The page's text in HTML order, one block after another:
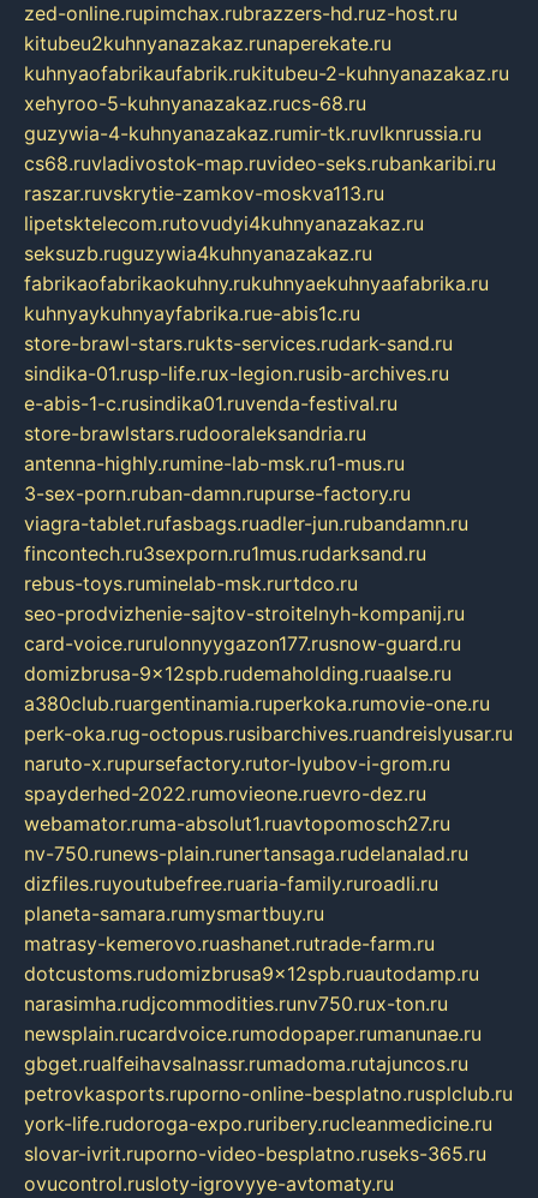
zed-online.rupimchax.rubrazzers-hd.ruz-host.ru
kitubeu2kuhnyanazakaz.runaperekate.ru
kuhnyaofabrikaufabrik.rukitubeu-2-kuhnyanazakaz.ru
xehyroo-5-kuhnyanazakaz.rucs-68.ru
guzywia-4-kuhnyanazakaz.rumir-tk.ruvlknrussia.ru
cs68.ruvladivostok-map.ruvideo-seks.rubankaribi.ru
raszar.ruvskrytie-zamkov-moskva113.ru
lipetsktelecom.rutovudyi4kuhnyanazakaz.ru
seksuzb.ruguzywia4kuhnyanazakaz.ru
fabrikaofabrikaokuhny.rukuhnyaekuhnyaafabrika.ru
kuhnyaykuhnyayfabrika.rue-abis1c.ru
store-brawl-stars.rukts-services.rudark-sand.ru
sindika-01.rusp-life.rux-legion.rusib-archives.ru
e-abis-1-c.rusindika01.ruvenda-festival.ru
store-brawlstars.rudooraleksandria.ru
antenna-highly.rumine-lab-msk.ru1-mus.ru
3-sex-porn.ruban-damn.rupurse-factory.ru
viagra-tablet.rufasbags.ruadler-jun.rubandamn.ru
fincontech.ru3sexporn.ru1mus.rudarksand.ru
rebus-toys.ruminelab-msk.rurtdco.ru
seo-prodvizhenie-sajtov-stroitelnyh-kompanij.ru
card-voice.rurulonnyygazon177.rusnow-guard.ru
domizbrusa-9x12spb.rudemaholding.ruaalse.ru
a380club.ruargentinamia.ruperkoka.rumovie-one.ru
perk-oka.rug-octopus.rusibarchives.ruandreislyusar.ru
naruto-x.rupursefactory.rutor-lyubov-i-grom.ru
spayderhed-2022.rumovieone.ruevro-dez.ru
webamator.ruma-absolut1.ruavtopomosch27.ru
nv-750.runews-plain.runertansaga.rudelanalad.ru
dizfiles.ruyoutubefree.ruaria-family.ruroadli.ru
planeta-samara.rumysmartbuy.ru
matrasy-kemerovo.ruashanet.rutrade-farm.ru
dotcustoms.rudomizbrusa9x12spb.ruautodamp.ru
narasimha.rudjcommodities.runv750.rux-ton.ru
newsplain.rucardvoice.rumodopaper.rumanunae.ru
gbget.rualfeihavsalnassr.rumadoma.rutajuncos.ru
petrovkasports.ruporno-online-besplatno.rusplclub.ru
york-life.rudoroga-expo.ruribery.rucleanmedicine.ru
slovar-ivrit.ruporno-video-besplatno.ruseks-365.ru
ovucontrol.rusloty-igrovyye-avtomaty.ru